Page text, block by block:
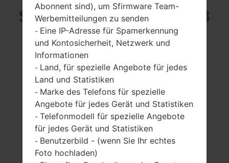
SAMSUNG GT-M7600B
AUS DER BEAT DJ
SERIE
2.8 Zoll (~39.1%
Bildschirm zu
Körper Verhältnis)
-
Abonnent sind), um Sfirmware Team-
Werbemitteilungen zu senden
- Eine IP-Adresse für Spamerkennung
und Kontosicherheit, Netzwerk und
Informationen
- Land, für spezielle Angebote für jedes
Land und Statistiken
- Marke des Telefons für spezielle
Angebote für jedes Gerät und Statistiken
- Telefonmodell für spezielle Angebote
für jedes Gerät und Statistiken
- Benutzerbild - (wenn Sie Ihr echtes
Foto hochladen)